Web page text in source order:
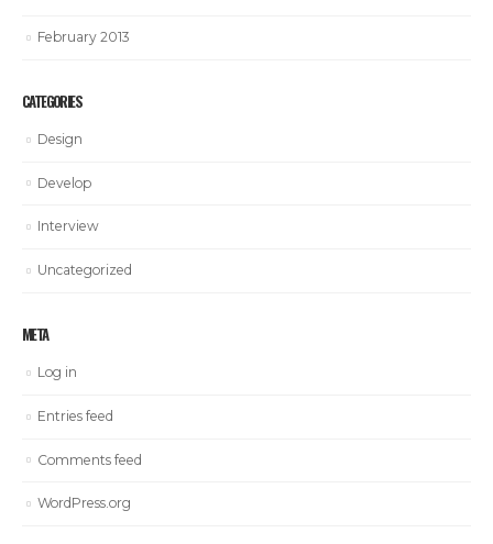
February 2013
CATEGORIES
Design
Develop
Interview
Uncategorized
META
Log in
Entries feed
Comments feed
WordPress.org